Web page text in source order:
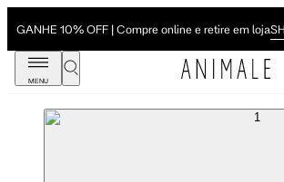
GANHE 10% OFF | Compre online e retire em loja
MENU